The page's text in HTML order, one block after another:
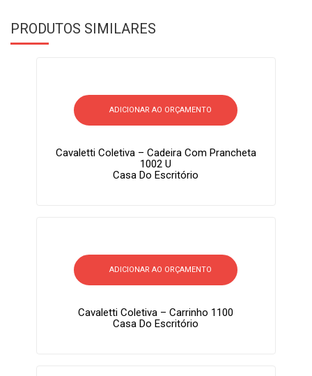
PRODUTOS SIMILARES
ADICIONAR AO ORÇAMENTO
Cavaletti Coletiva – Cadeira Com Prancheta
1002 U
Casa Do Escritório
ADICIONAR AO ORÇAMENTO
Cavaletti Coletiva – Carrinho 1100
Casa Do Escritório